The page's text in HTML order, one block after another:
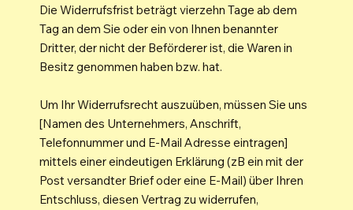
Die Widerrufsfrist beträgt vierzehn Tage ab dem
Tag an dem Sie oder ein von Ihnen benannter
Dritter, der nicht der Beförderer ist, die Waren in
Besitz genommen haben bzw. hat.
Um Ihr Widerrufsrecht auszuüben, müssen Sie uns
[Namen des Unternehmers, Anschrift,
Telefonnummer und E-Mail Adresse eintragen]
mittels einer eindeutigen Erklärung (zB ein mit der
Post versandter Brief oder eine E-Mail) über Ihren
Entschluss, diesen Vertrag zu widerrufen,